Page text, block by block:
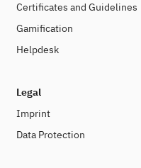
Certificates and Guidelines
Gamification
Helpdesk
Legal
Imprint
Data Protection